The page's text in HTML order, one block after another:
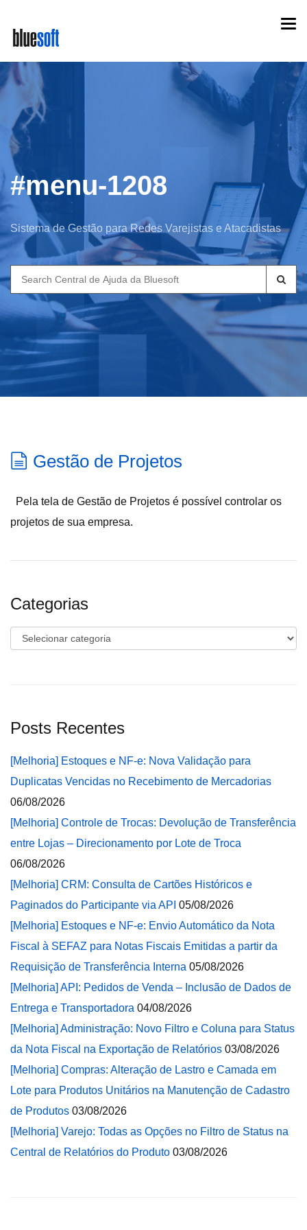
main
content
#menu-1208
Sistema de Gestão para Redes Varejistas e Atacadistas
Search
for:
Gestão de Projetos
Pela tela de Gestão de Projetos é possível controlar os
projetos de sua empresa.
Categorias
Categorias
Posts Recentes
[Melhoria] Estoques e NF-e: Nova Validação para
Duplicatas Vencidas no Recebimento de Mercadorias
06/08/2026
[Melhoria] Controle de Trocas: Devolução de Transferência
entre Lojas – Direcionamento por Lote de Troca
06/08/2026
[Melhoria] CRM: Consulta de Cartões Históricos e
Paginados do Participante via API 05/08/2026
[Melhoria] Estoques e NF-e: Envio Automático da Nota
Fiscal à SEFAZ para Notas Fiscais Emitidas a partir da
Requisição de Transferência Interna 05/08/2026
[Melhoria] API: Pedidos de Venda – Inclusão de Dados de
Entrega e Transportadora 04/08/2026
[Melhoria] Administração: Novo Filtro e Coluna para Status
da Nota Fiscal na Exportação de Relatórios 03/08/2026
[Melhoria] Compras: Alteração de Lastro e Camada em
Lote para Produtos Unitários na Manutenção de Cadastro
de Produtos 03/08/2026
[Melhoria] Varejo: Todas as Opções no Filtro de Status na
Central de Relatórios do Produto 03/08/2026